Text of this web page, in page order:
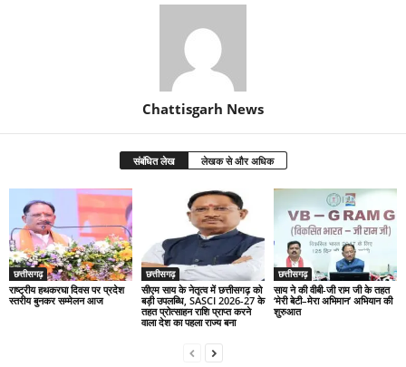
Chattisgarh News
संबंधित लेख लेखक से और अधिक
छत्तीसगढ़
राष्ट्रीय हथकरघा दिवस पर प्रदेश
स्तरीय बुनकर सम्मेलन आज
छत्तीसगढ़
सीएम साय के नेतृत्व में छत्तीसगढ़ को
बड़ी उपलब्धि, SASCI 2026-27 के
तहत प्रोत्साहन राशि प्राप्त करने
वाला देश का पहला राज्य बना
छत्तीसगढ़
साय ने की वीबी-जी राम जी के तहत
‘मेरी बेटी–मेरा अभिमान’ अभियान की
शुरुआत